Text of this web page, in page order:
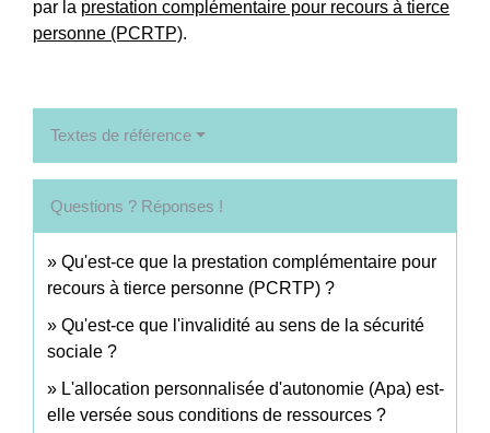
par la prestation complémentaire pour recours à tierce
personne (PCRTP).
Textes de référence
Questions ? Réponses !
Qu'est-ce que la prestation complémentaire pour
recours à tierce personne (PCRTP) ?
Qu'est-ce que l'invalidité au sens de la sécurité
sociale ?
L'allocation personnalisée d'autonomie (Apa) est-
elle versée sous conditions de ressources ?